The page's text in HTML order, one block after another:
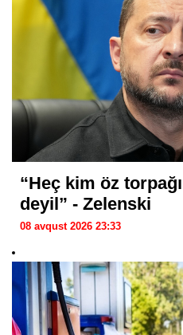
“Heç kim öz
deyil” - Zelenski
08 avqust 2026 23:33